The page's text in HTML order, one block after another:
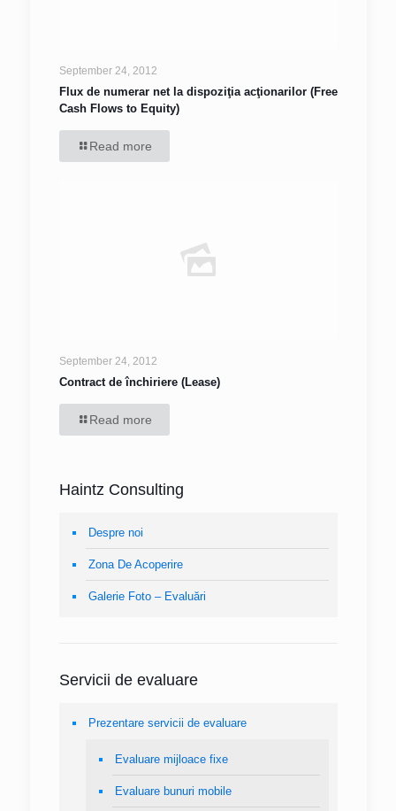
September 24, 2012
Flux de numerar net la dispoziţia acţionarilor (Free
Cash Flows to Equity)
Read more
September 24, 2012
Contract de închiriere (Lease)
Read more
Haintz Consulting
Despre noi
Zona De Acoperire
Galerie Foto – Evaluări
Servicii de evaluare
Prezentare servicii de evaluare
Evaluare mijloace fixe
Evaluare bunuri mobile